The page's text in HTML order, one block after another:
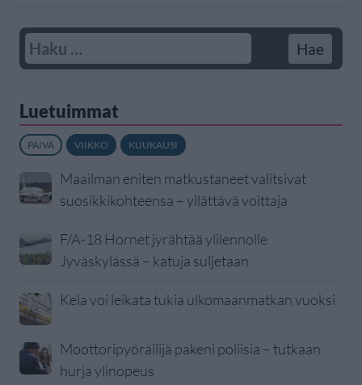
Luetuimmat
PÄIVÄ VIIKKO KUUKAUSI
Maailman eniten matkustaneet valitsivat
suosikkikohteensa – yllättävä voittaja
F/A-18 Hornet jyrähtää ylilennolle
Jyväskylässä – katuja suljetaan
Kela voi leikata tukia ulkomaanmatkan vuoksi
Moottoripyöräilijä pakeni poliisia – tutkaan
hurja ylinopeus